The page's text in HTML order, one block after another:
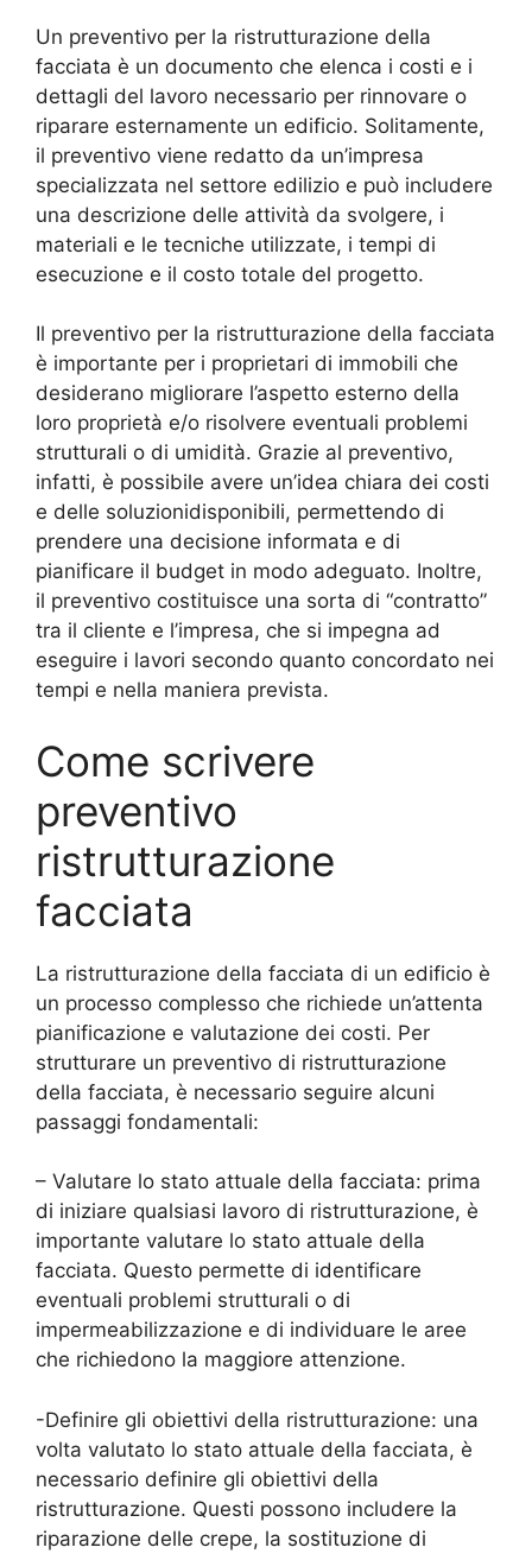
Un preventivo per la ristrutturazione della
facciata è un documento che elenca i costi e i
dettagli del lavoro necessario per rinnovare o
riparare esternamente un edificio. Solitamente,
il preventivo viene redatto da un’impresa
specializzata nel settore edilizio e può includere
una descrizione delle attività da svolgere, i
materiali e le tecniche utilizzate, i tempi di
esecuzione e il costo totale del progetto.
Il preventivo per la ristrutturazione della facciata
è importante per i proprietari di immobili che
desiderano migliorare l’aspetto esterno della
loro proprietà e/o risolvere eventuali problemi
strutturali o di umidità. Grazie al preventivo,
infatti, è possibile avere un’idea chiara dei costi
e delle soluzionidisponibili, permettendo di
prendere una decisione informata e di
pianificare il budget in modo adeguato. Inoltre,
il preventivo costituisce una sorta di “contratto”
tra il cliente e l’impresa, che si impegna ad
eseguire i lavori secondo quanto concordato nei
tempi e nella maniera prevista.
Come scrivere
preventivo
ristrutturazione
facciata
La ristrutturazione della facciata di un edificio è
un processo complesso che richiede un’attenta
pianificazione e valutazione dei costi. Per
strutturare un preventivo di ristrutturazione
della facciata, è necessario seguire alcuni
passaggi fondamentali:
– Valutare lo stato attuale della facciata: prima
di iniziare qualsiasi lavoro di ristrutturazione, è
importante valutare lo stato attuale della
facciata. Questo permette di identificare
eventuali problemi strutturali o di
impermeabilizzazione e di individuare le aree
che richiedono la maggiore attenzione.
-Definire gli obiettivi della ristrutturazione: una
volta valutato lo stato attuale della facciata, è
necessario definire gli obiettivi della
ristrutturazione. Questi possono includere la
riparazione delle crepe, la sostituzione di